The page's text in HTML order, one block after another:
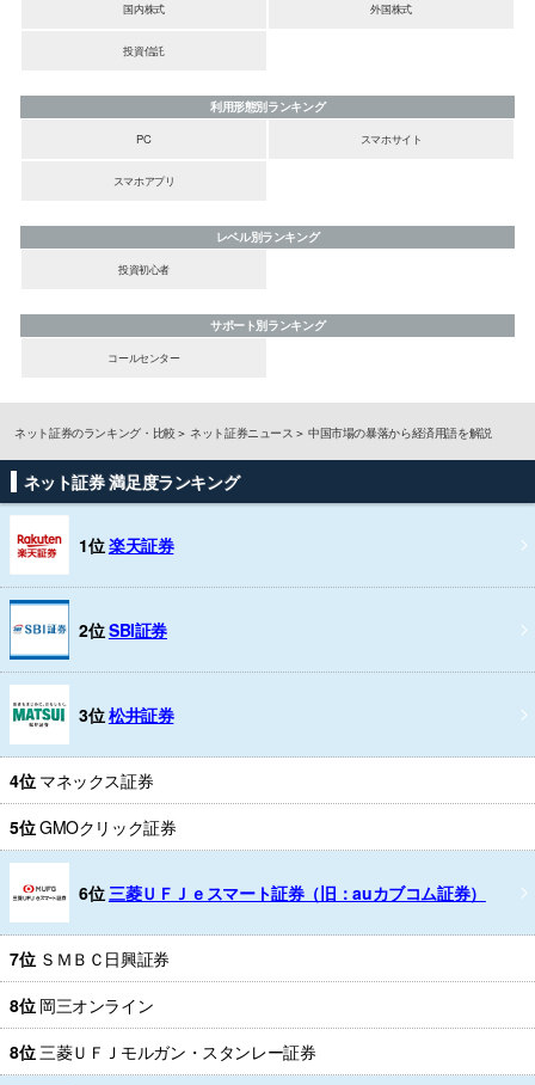
国内株式
外国株式
投資信託
利用形態別ランキング
PC
スマホサイト
スマホアプリ
レベル別ランキング
投資初心者
サポート別ランキング
コールセンター
ネット証券のランキング・比較 ネット証券ニュース 中国市場の暴落から経済用語を解説
ネット証券 満足度ランキング
1位楽天証券
2位SBI証券
3位松井証券
4位 マネックス証券
5位GMOクリック証券
6位 三菱ＵＦＪｅスマート証券（旧：auカブコム証券）
7位 ＳＭＢＣ日興証券
8位 岡三オンライン
8位 三菱ＵＦＪモルガン・スタンレー証券